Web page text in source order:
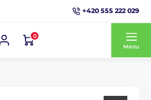
+420 555 222 029
0
Menu